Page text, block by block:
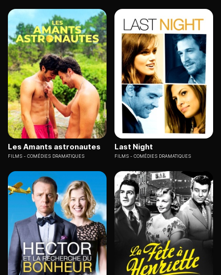
Les Amants astronautes
FILMS COMÉDIES DRAMATIQUES
Last Night
FILMS COMÉDIES DRAMATIQUES